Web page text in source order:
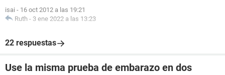
isai - 16 oct 2012 a las 19:21
Ruth - 3 ene 2022 a las 13:23
22 respuestas
Use la misma prueba de embarazo en dos